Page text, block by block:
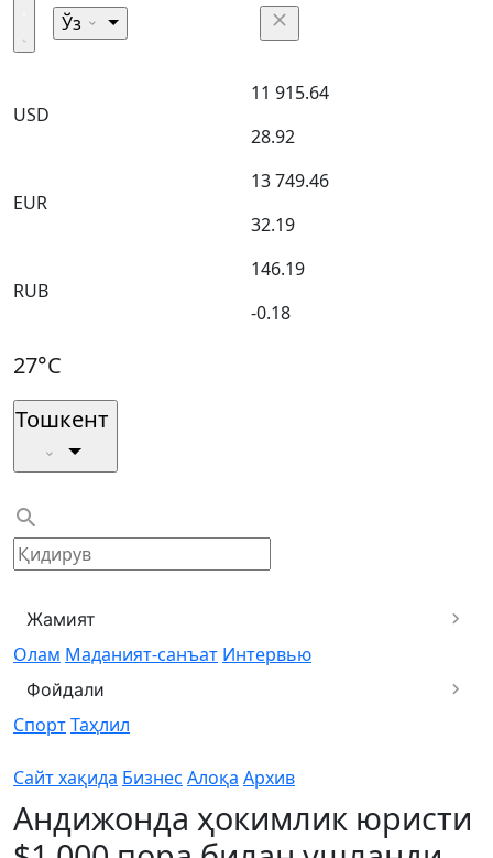
Ўз
USD
11 915.64
28.92
EUR
13 749.46
32.19
RUB
146.19
-0.18
27°C
Тошкент
Жамият
Олам Маданият-санъат Интервью
Фойдали
СпортТаҳлил
Сайт хақида Бизнес Алоқа Архив
Андижонда ҳокимлик юристи